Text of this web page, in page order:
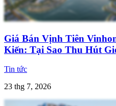
Giá Bán Vịnh Tiên
Kiến: Tại Sao Thu Hút
Tin tức
23 thg 7, 2026